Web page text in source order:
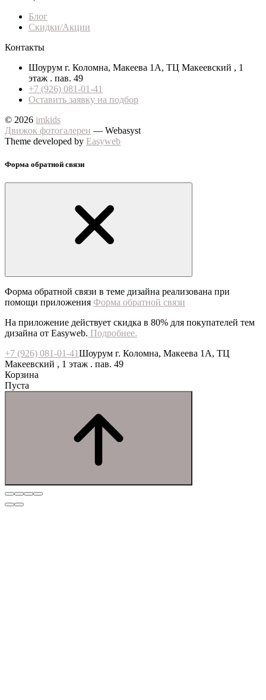
Блог
Скидки/Акции
Контакты
Шоурум г. Коломна, Макеева 1А, ТЦ Макеевский , 1
этаж . пав. 49
+7 (926) 081-01-41
Оставить заявку на подбор
© 2026 imkids
Движок фотогалереи — Webasyst
Theme developed by Easyweb
Форма обратной связи
Форма обратной связи в теме дизайна реализована при
помощи приложения Форма обратной связи
На приложение действует скидка в 80% для покупателей тем
дизайна от Easyweb. Подробнее.
+7 (926) 081-01-41Шоурум г. Коломна, Макеева 1А, ТЦ
Макеевский , 1 этаж . пав. 49
Корзина
Пуста